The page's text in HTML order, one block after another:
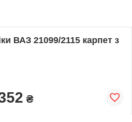
ВАЗ 21099/2115 карпет з
₴